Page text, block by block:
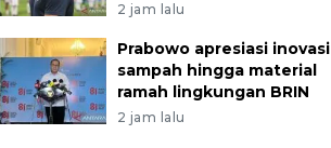
2 jam lalu
Prabowo apresiasi inovasi
sampah hingga material
ramah lingkungan BRIN
2 jam lalu